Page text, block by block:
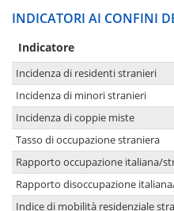
INDICATORI AI CONFINI
Indicatore
Incidenza di residenti stranieri
Incidenza di minori stranieri
Incidenza di coppie miste
Tasso di occupazione straniera
Rapporto occupazione italiana/
Rapporto disoccupazione
Indice di mobilità residenziale